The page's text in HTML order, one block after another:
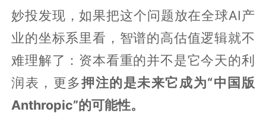
妙投发现，如果把这个问题放在全球AI产
业的坐标系里看，智谱的高估值逻辑就不
难理解了：资本看重的并不是它今天的利
润表，更多押注的是未来它成为“中国版
Anthropic”的可能性。